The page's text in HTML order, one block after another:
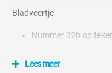
Bladveertje
Nummer 32b op
Lees meer